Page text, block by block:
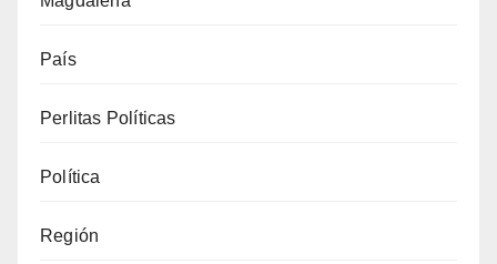
País
Perlitas Políticas
Política
Región